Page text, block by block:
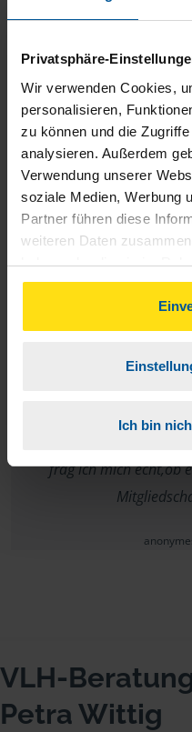
Privatsphäre-
Wir verwenden Cookies,
personalisieren,
zu können und die
analysieren. Außerdem
Verwendung unserer
soziale Medien, Werbung
Partner führen diese
weiteren Daten
haben oder die sie im
gesammelt haben. Indem
können Sie der
unserer➔
Ich bin
Wir würden nichts
diesem Weg ein großes
immer
frag ich mich echt,ob
VLH-
Petra Wittig